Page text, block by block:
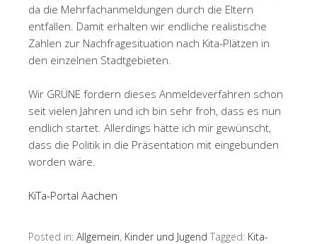
da die Mehrfachanmeldungen durch die Eltern
entfallen. Damit erhalten wir endliche realistische
Zahlen zur Nachfragesituation nach Kita-Plätzen in
den einzelnen Stadtgebieten.
Wir GRÜNE fordern dieses Anmeldeverfahren schon
seit vielen Jahren und ich bin sehr froh, dass es nun
endlich startet. Allerdings hätte ich mir gewünscht,
dass die Politik in die Präsentation mit eingebunden
worden wäre.
KiTa-Portal Aachen
Posted in: Allgemein, Kinder und Jugend Tagged: Kita-